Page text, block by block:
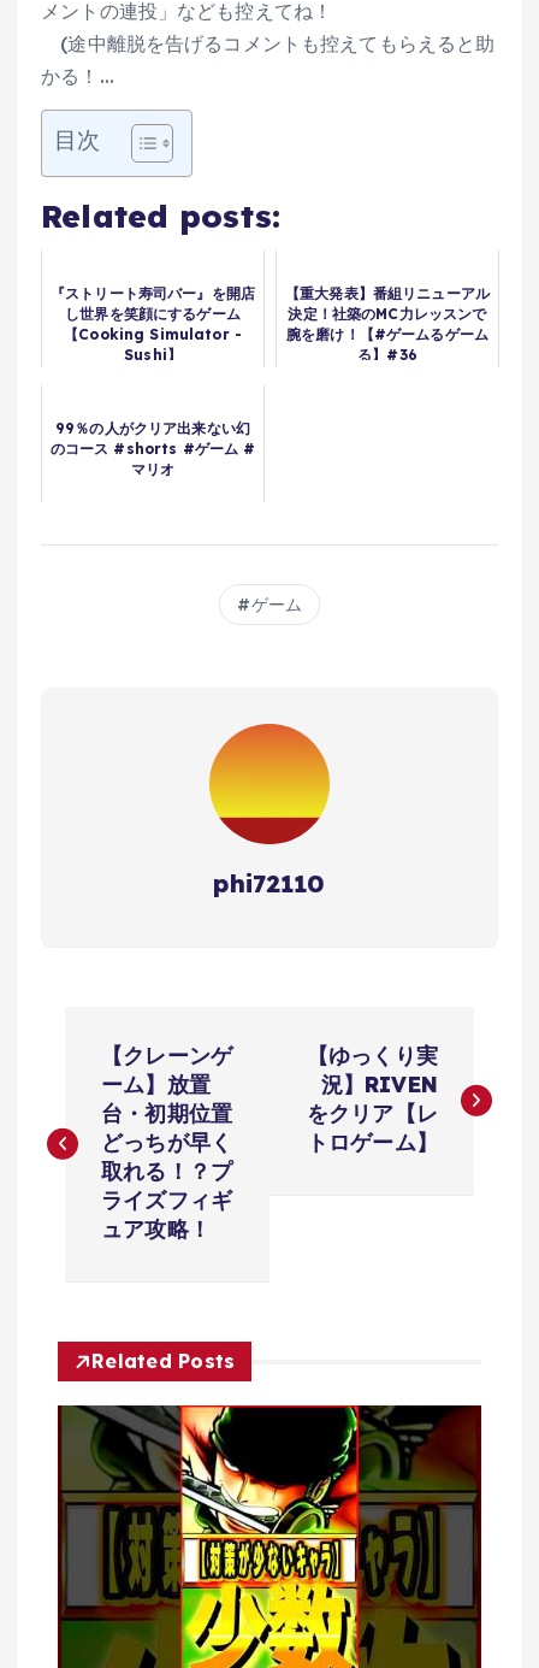
メントの連投」なども控えてね！
(途中離脱を告げるコメントも控えてもらえると助
かる！…
目次
Related posts:
『ストリート寿司バー』を開店
し世界を笑顔にするゲーム
【Cooking Simulator -
Sushi】
【重大発表】番組リニューアル
決定！社築のMC力レッスンで
腕を磨け！【#ゲームるゲーム
る】#36
99％の人がクリア出来ない幻
のコース #shorts #ゲーム #
マリオ
ゲーム
phi72110
ナ
ー
シ
ョ
ン
【クレーンゲ
ーム】放置
台・初期位置
どっちが早く
取れる！？プ
ライズフィギ
ュア攻略！
【ゆっくり実
況】RIVEN
をクリア【レ
トロゲーム】
Related Posts